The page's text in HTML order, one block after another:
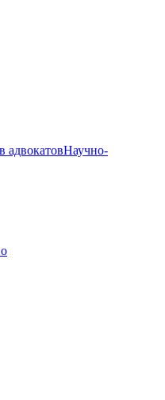
адвокатовНаучно-